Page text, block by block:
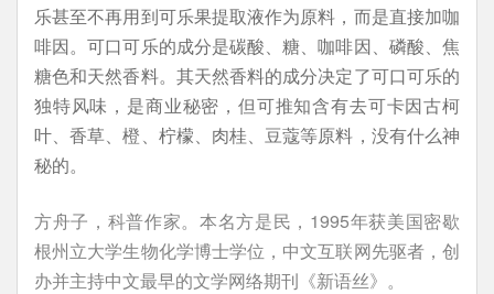
乐甚至不再用到可乐果提取液作为原料，而是直接加咖
啡因。可口可乐的成分是碳酸、糖、咖啡因、磷酸、焦
糖色和天然香料。其天然香料的成分决定了可口可乐的
独特风味，是商业秘密，但可推知含有去可卡因古柯
叶、香草、橙、柠檬、肉桂、豆蔻等原料，没有什么神
秘的。
方舟子，科普作家。本名方是民，1995年获美国密歇
根州立大学生物化学博士学位，中文互联网先驱者，创
办并主持中文最早的文学网络期刊《新语丝》。